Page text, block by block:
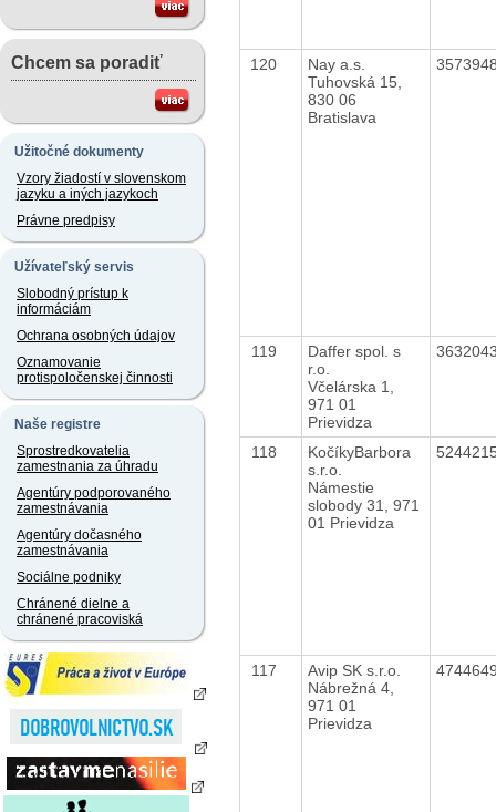
Chcem sa poradiť
Užitočné dokumenty
Vzory žiadostí v slovenskom
jazyku a iných jazykoch
Právne predpisy
Užívateľský servis
Slobodný prístup k
informáciám
Ochrana osobných údajov
Oznamovanie
protispoločenskej činnosti
Naše registre
Sprostredkovatelia
zamestnania za úhradu
Agentúry podporovaného
zamestnávania
Agentúry dočasného
zamestnávania
Sociálne podniky
Chránené dielne a
chránené pracoviská
120
Nay a.s.
Tuhovská 15,
830 06
Bratislava
119
Daffer spol. s
r.o.
Včelárska 1,
971 01
Prievidza
118
KočíkyBarbora
s.r.o.
Námestie
slobody 31, 971
01 Prievidza
117
Avip SK s.r.o.
Nábrežná 4,
971 01
Prievidza